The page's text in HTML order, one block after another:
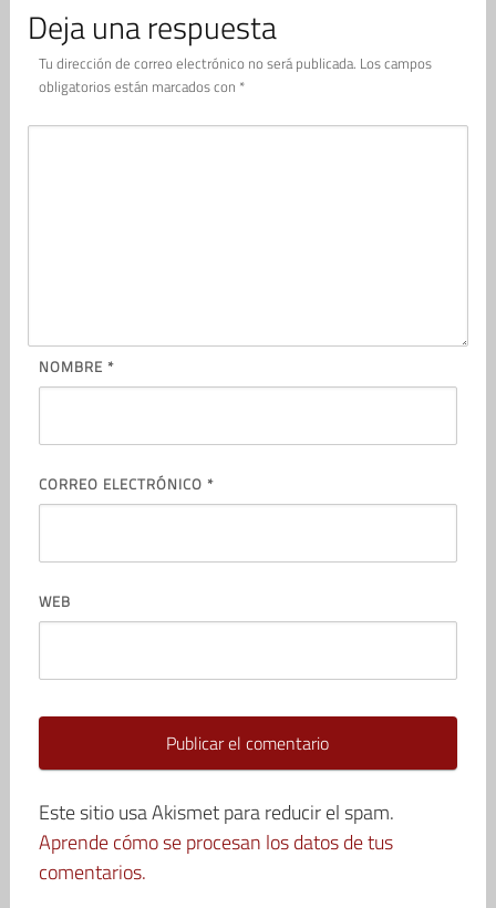
Deja una respuesta
Tu dirección de correo electrónico no será publicada. Los campos
obligatorios están marcados con *
NOMBRE *
CORREO ELECTRÓNICO *
WEB
Este sitio usa Akismet para reducir el spam.
Aprende cómo se procesan los datos de tus
comentarios.